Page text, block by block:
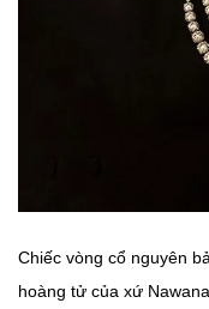
Chiếc vòng cổ nguyên
hoàng tử của xứ